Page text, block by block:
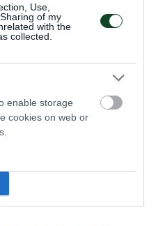
Use,
of my
with the
collected.
enable storage
cookies on web or
ημιτελικά του ευρωπαϊκού